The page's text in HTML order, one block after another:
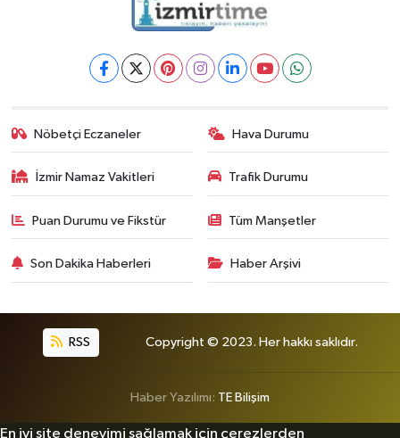
Nöbetçi Eczaneler Hava Durumu
İzmir Namaz Vakitleri Trafik Durumu
Puan Durumu ve Fikstür Tüm Manşetler
Son Dakika Haberleri Haber Arşivi
RSS Copyright © 2023. Her hakkı saklıdır.
Haber Yazılımı: TE Bilişim
En iyi site deneyimi sağlamak için çerezlerden